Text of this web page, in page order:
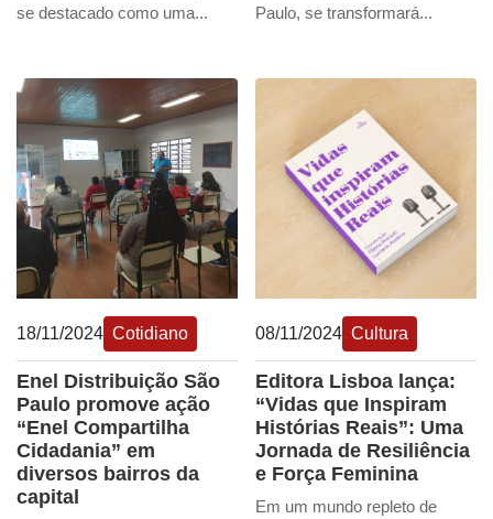
se destacado como uma...
Paulo, se transformará...
18/11/2024 Cotidiano
Enel Distribuição São
Paulo promove ação
“Enel Compartilha
Cidadania” em
diversos bairros da
capital
08/11/2024 Cultura
Editora Lisboa lança:
“Vidas que Inspiram
Histórias Reais”: Uma
Jornada de Resiliência
e Força Feminina
Em um mundo repleto de